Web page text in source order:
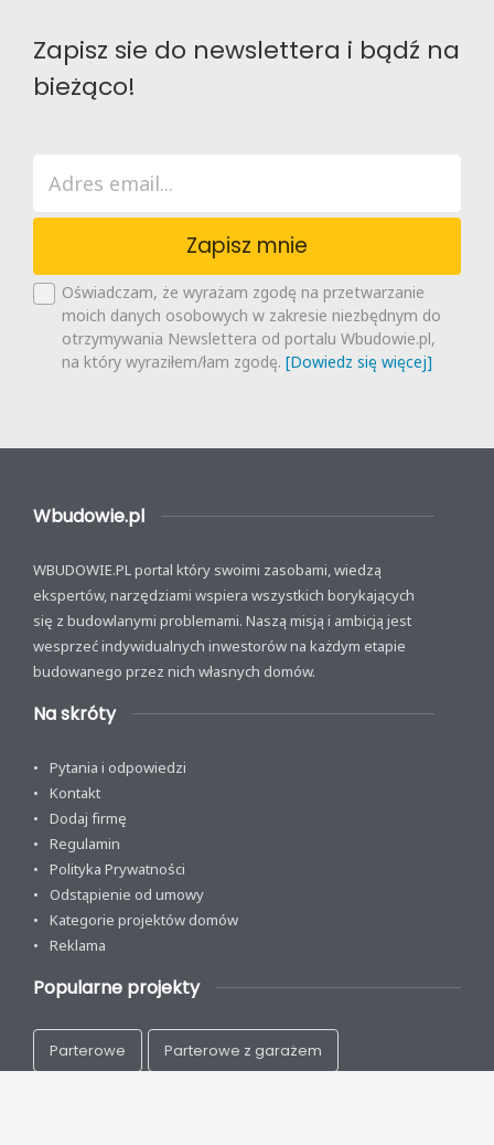
Zapisz sie do newslettera i bądź na
bieżąco!
Zapisz mnie
Oświadczam, że wyrażam zgodę na przetwarzanie
moich danych osobowych w zakresie niezbędnym do
otrzymywania Newslettera od portalu Wbudowie.pl,
na który wyraziłem/łam zgodę. [Dowiedz się więcej]
Wbudowie.pl
WBUDOWIE.PL portal który swoimi zasobami, wiedzą
ekspertów, narzędziami wspiera wszystkich borykających
się z budowlanymi problemami. Naszą misją i ambicją jest
wesprzeć indywidualnych inwestorów na każdym etapie
budowanego przez nich własnych domów.
Na skróty
Pytania i odpowiedzi
Kontakt
Dodaj firmę
Regulamin
Polityka Prywatności
Odstąpienie od umowy
Kategorie projektów domów
Reklama
Popularne projekty
Parterowe Parterowe z garażem